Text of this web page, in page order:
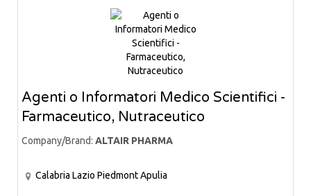
Agenti o Informatori Medico Scientifici -
Farmaceutico, Nutraceutico
Company/Brand: ALTAIR PHARMA
Calabria Lazio PiedmontApulia